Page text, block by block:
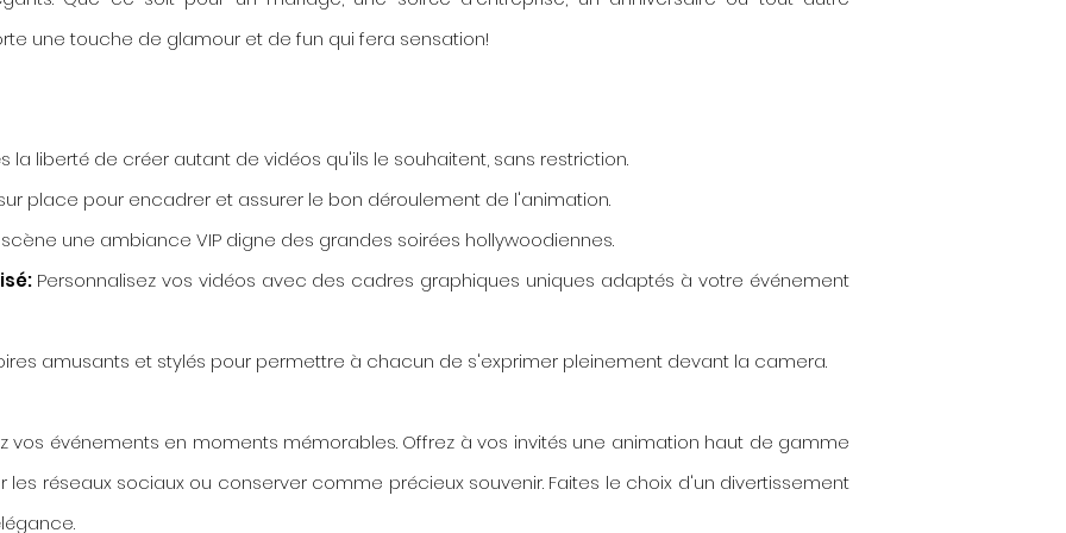
une touche de glamour et de fun qui fera sensation!
la liberté de créer autant de vidéos qu'ils le souhaitent, sans restriction.
place pour encadrer et assurer le bon déroulement de l'animation.
une ambiance VIP digne des grandes soirées hollywoodiennes.
Personnalisez vos vidéos avec des cadres graphiques uniques adaptés à votre événement
amusants et stylés pour permettre à chacun de s'exprimer pleinement devant la camera.
vos événements en moments mémorables. Offrez à vos invités une animation haut de gamme
réseaux sociaux ou conserver comme précieux souvenir. Faites le choix d'un divertissement